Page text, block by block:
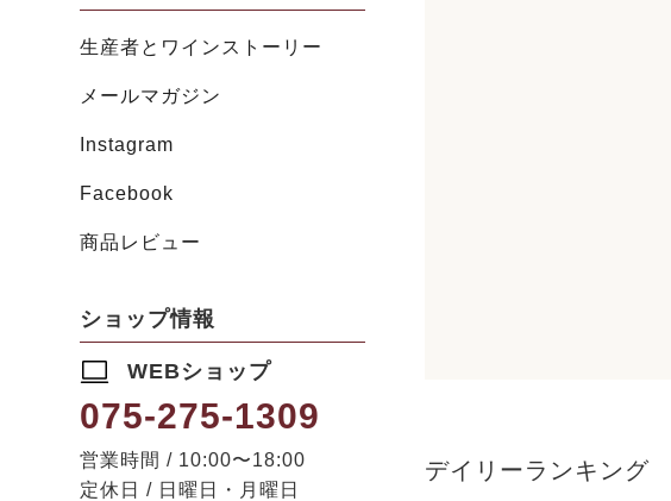
生産者とワインストーリー
メールマガジン
Instagram
Facebook
商品レビュー
ショップ情報
WEBショップ
075-275-1309
営業時間 / 10:00〜18:00
定休日 / 日曜日・月曜日
デイリーランキング